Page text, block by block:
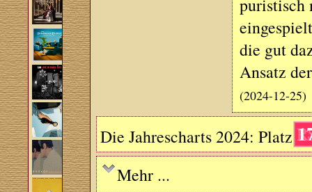
puristisch
die gut
Ansatz
(2024-12-25)
Die Jahrescharts 2024: Platz
Mehr ...